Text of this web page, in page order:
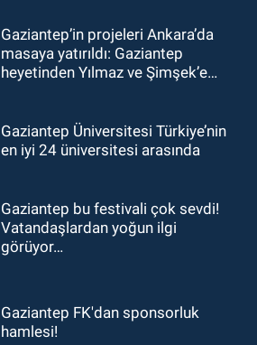
Gaziantep’in projeleri Ankara’da
masaya yatırıldı: Gaziantep
heyetinden Yılmaz ve Şimşek’e
Gaziantep Üniversitesi Türkiye’nin
en iyi 24 üniversitesi arasında
Gaziantep bu festivali çok sevdi!
Vatandaşlardan yoğun ilgi
görüyor…
Gaziantep FK'dan sponsorluk
hamlesi!